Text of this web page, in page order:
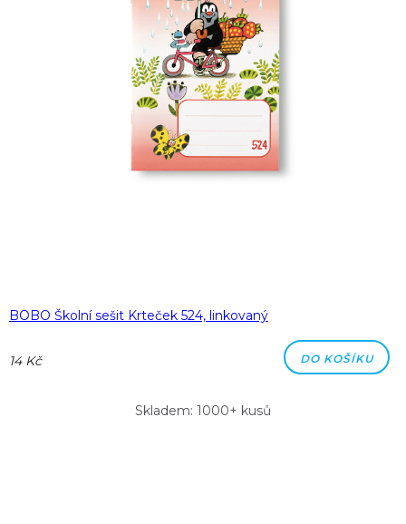
BOBO Školní sešit Krteček 524, linkovaný
14 Kč DO KOŠÍKU
Skladem: 1000+ kusů